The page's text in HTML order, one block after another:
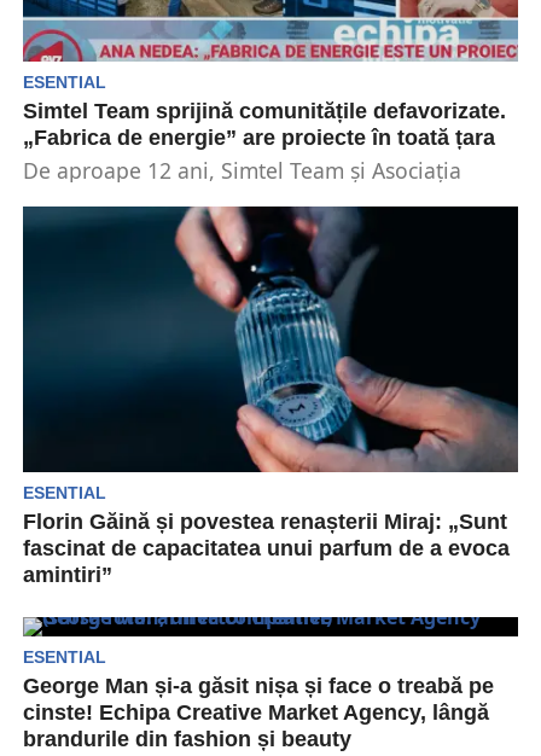
ESENTIAL
Simtel Team sprijină comunitățile defavorizate.
„Fabrica de energie” are proiecte în toată țara
De aproape 12 ani, Simtel Team și Asociația
Durabilă (AREVDD)...
ESENTIAL
Florin Găină și povestea renașterii Miraj: „Sunt
fascinat de capacitatea unui parfum de a evoca
amintiri”
străduţă cu aspect interbelic se află Muzeul...
ESENTIAL
George Man și-a găsit nișa și face o treabă pe
cinste! Echipa Creative Market Agency, lângă
brandurile din fashion și beauty